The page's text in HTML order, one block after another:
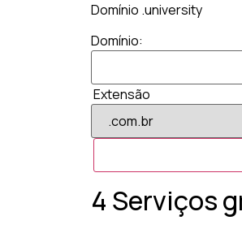
Domínio .university
Domínio:
Extensão
4 Serviços